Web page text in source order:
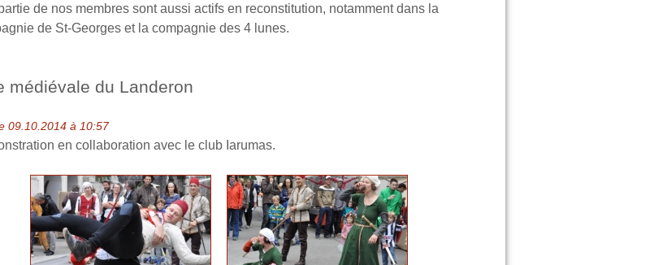
de nos membres sont aussi actifs en reconstitution, notamment dans la
de St-Georges et la compagnie des 4 lunes.
médiévale du Landeron
09.10.2014 à 10:57
en collaboration avec le club Iarumas.